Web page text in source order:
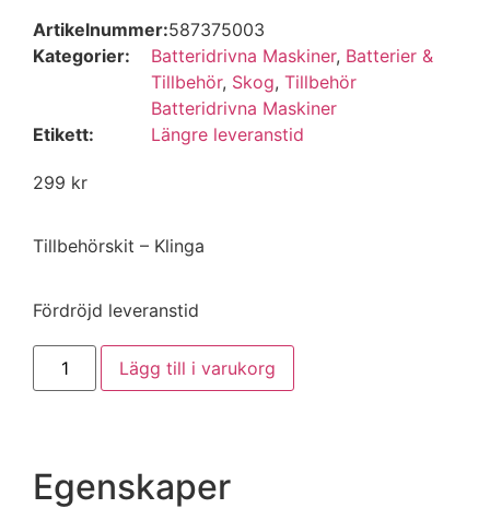
Artikelnummer:587375003
Kategorier:
Batteridrivna Maskiner, Batterier &
Tillbehör, Skog, Tillbehör
Batteridrivna Maskiner
Etikett:
Längre leveranstid
299 kr
Tillbehörskit – Klinga
Fördröjd leveranstid
Lägg till i varukorg
Egenskaper